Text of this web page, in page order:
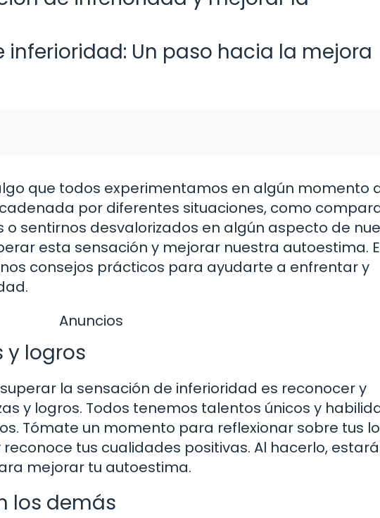
inferioridad: Un paso hacia la mejora
que todos experimentamos en algún momento
por diferentes situaciones, como
sentirnos desvalorizados en algún aspecto de
esta sensación y mejorar nuestra autoestima.
consejos prácticos para ayudarte a enfrentar y
Anuncios
y logros
la sensación de inferioridad es reconocer y
y logros. Todos tenemos talentos únicos y
Tómate un momento para reflexionar sobre tus
tus cualidades positivas. Al hacerlo,
mejorar tu autoestima.
los demás